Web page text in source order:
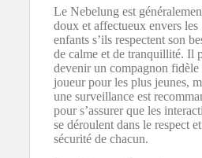
Le Nebelung est
doux et affectueux envers les
enfants s’ils respectent son
de calme et de tranquillité. Il
devenir un compagnon fidèle
joueur pour les plus jeunes,
une surveillance est
pour s’assurer que les
se déroulent dans le respect
sécurité de chacun.